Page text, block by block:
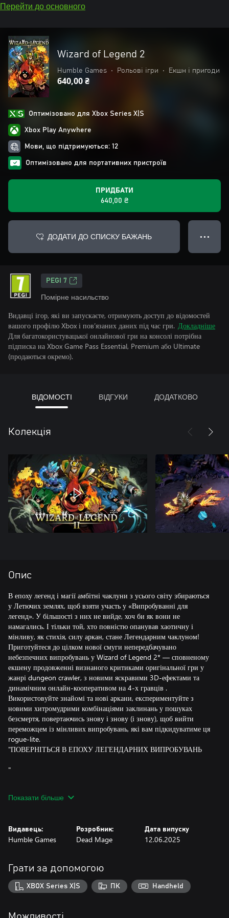
Перейти до основного
Wizard of Legend 2
Humble Games • Рольові ігри • Екшн і пригоди
640,00 ₴
Оптимізовано для Xbox Series X|S
Xbox Play Anywhere
Мови, що підтримуються: 12
Оптимізовано для портативних пристроїв
ПРИДБАТИ
640,00 ₴
ДОДАТИ ДО СПИСКУ БАЖАНЬ ● ● ●
PEGI 7
Помірне насильство
Видавці ігор, які ви запускаєте, отримують доступ до відомостей
вашого профілю Xbox і пов’язаних даних під час гри. Докладніше
Для багатокористувацької онлайнової гри на консолі потрібна
підписка на Xbox Game Pass Essential, Premium або Ultimate
(продаються окремо).
ВІДОМОСТІ ВІДГУКИ ДОДАТКОВО
Колекція
Опис
В епоху легенд і магії амбітні чаклуни з усього світу збираються
у Летючих землях, щоб взяти участь у «Випробуванні для
легенд». У більшості з них не вийде, хоч би як вони не
намагались. І тільки той, хто повністю опанував хаотичну і
мінливу, як стихія, силу аркан, стане Легендарним чаклуном!
Приготуйтеся до цілком нової смуги непередбачувано
небезпечних випробувань у Wizard of Legend 2* — сповненому
екшену продовженні визнаного критиками оригінальної гри у
жанрі dungeon crawler, з новими яскравими 3D-ефектами та
динамічним онлайн-кооперативом на 4-х гравців .
Використовуйте знайомі та нові аркани, експериментуйте з
новими хитромудрими комбінаціями заклинань у пошуках
безсмертя, повертаючись знову і знову (і знову), щоб вийти
переможцем із мінливих випробувань, які вам підкидуватиме ця
rogue-lite.
"ПОВЕРНІТЬСЯ В ЕПОХУ ЛЕГЕНДАРНИХ ВИПРОБУВАНЬ
"
випробувань, що постійно змінюються, яку створив Ієронім —
могутніми членами Ради чаклунів, які спостерігатимуть за
вашими випробуваннями, направлятимуть їх або вноситимуть у
РОЗКРИЙТЕ СИЛУ СВОЇХ АРКАН
Використовуйте силу знайомих і нових атак аркан, здатних
приборкати магічні й некеровані сили землі, надаючи їм форму
бурь та безліч інших форм. Під час випробування ви відкриєте
Показати більше
Видавець:
Humble Games
Розробник:
Dead Mage
Дата випуску
12.06.2025
Грати за допомогою
XBOX Series X|S ПК Handheld